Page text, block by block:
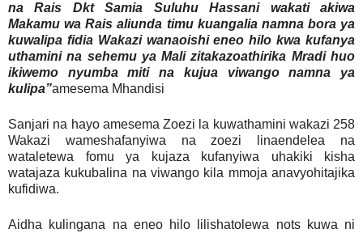
na Rais Dkt Samia Suluhu Hassani wakati akiwa
Makamu wa Rais aliunda timu kuangalia namna bora ya
kuwalipa fidia Wakazi wanaoishi eneo hilo kwa kufanya
uthamini na sehemu ya Mali zitakazoathirika Mradi huo
ikiwemo nyumba miti na kujua viwango namna ya
kulipa”amesema Mhandisi
Sanjari na hayo amesema Zoezi la kuwathamini wakazi 258
Wakazi wameshafanyiwa na zoezi linaendelea na
wataletewa fomu ya kujaza kufanyiwa uhakiki kisha
watajaza kukubalina na viwango kila mmoja anavyohitajika
kufidiwa.
Aidha kulingana na eneo hilo lilishatolewa nots kuwa ni